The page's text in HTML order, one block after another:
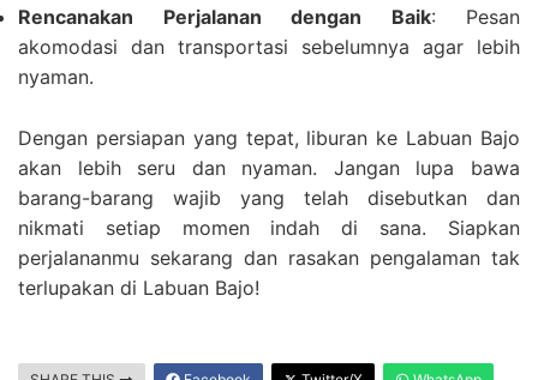
Rencanakan Perjalanan dengan Baik: Pesan
akomodasi dan transportasi sebelumnya agar lebih
nyaman.
Dengan persiapan yang tepat, liburan ke Labuan Bajo
akan lebih seru dan nyaman. Jangan lupa bawa
barang-barang wajib yang telah disebutkan dan
nikmati setiap momen indah di sana. Siapkan
perjalananmu sekarang dan rasakan pengalaman tak
terlupakan di Labuan Bajo!